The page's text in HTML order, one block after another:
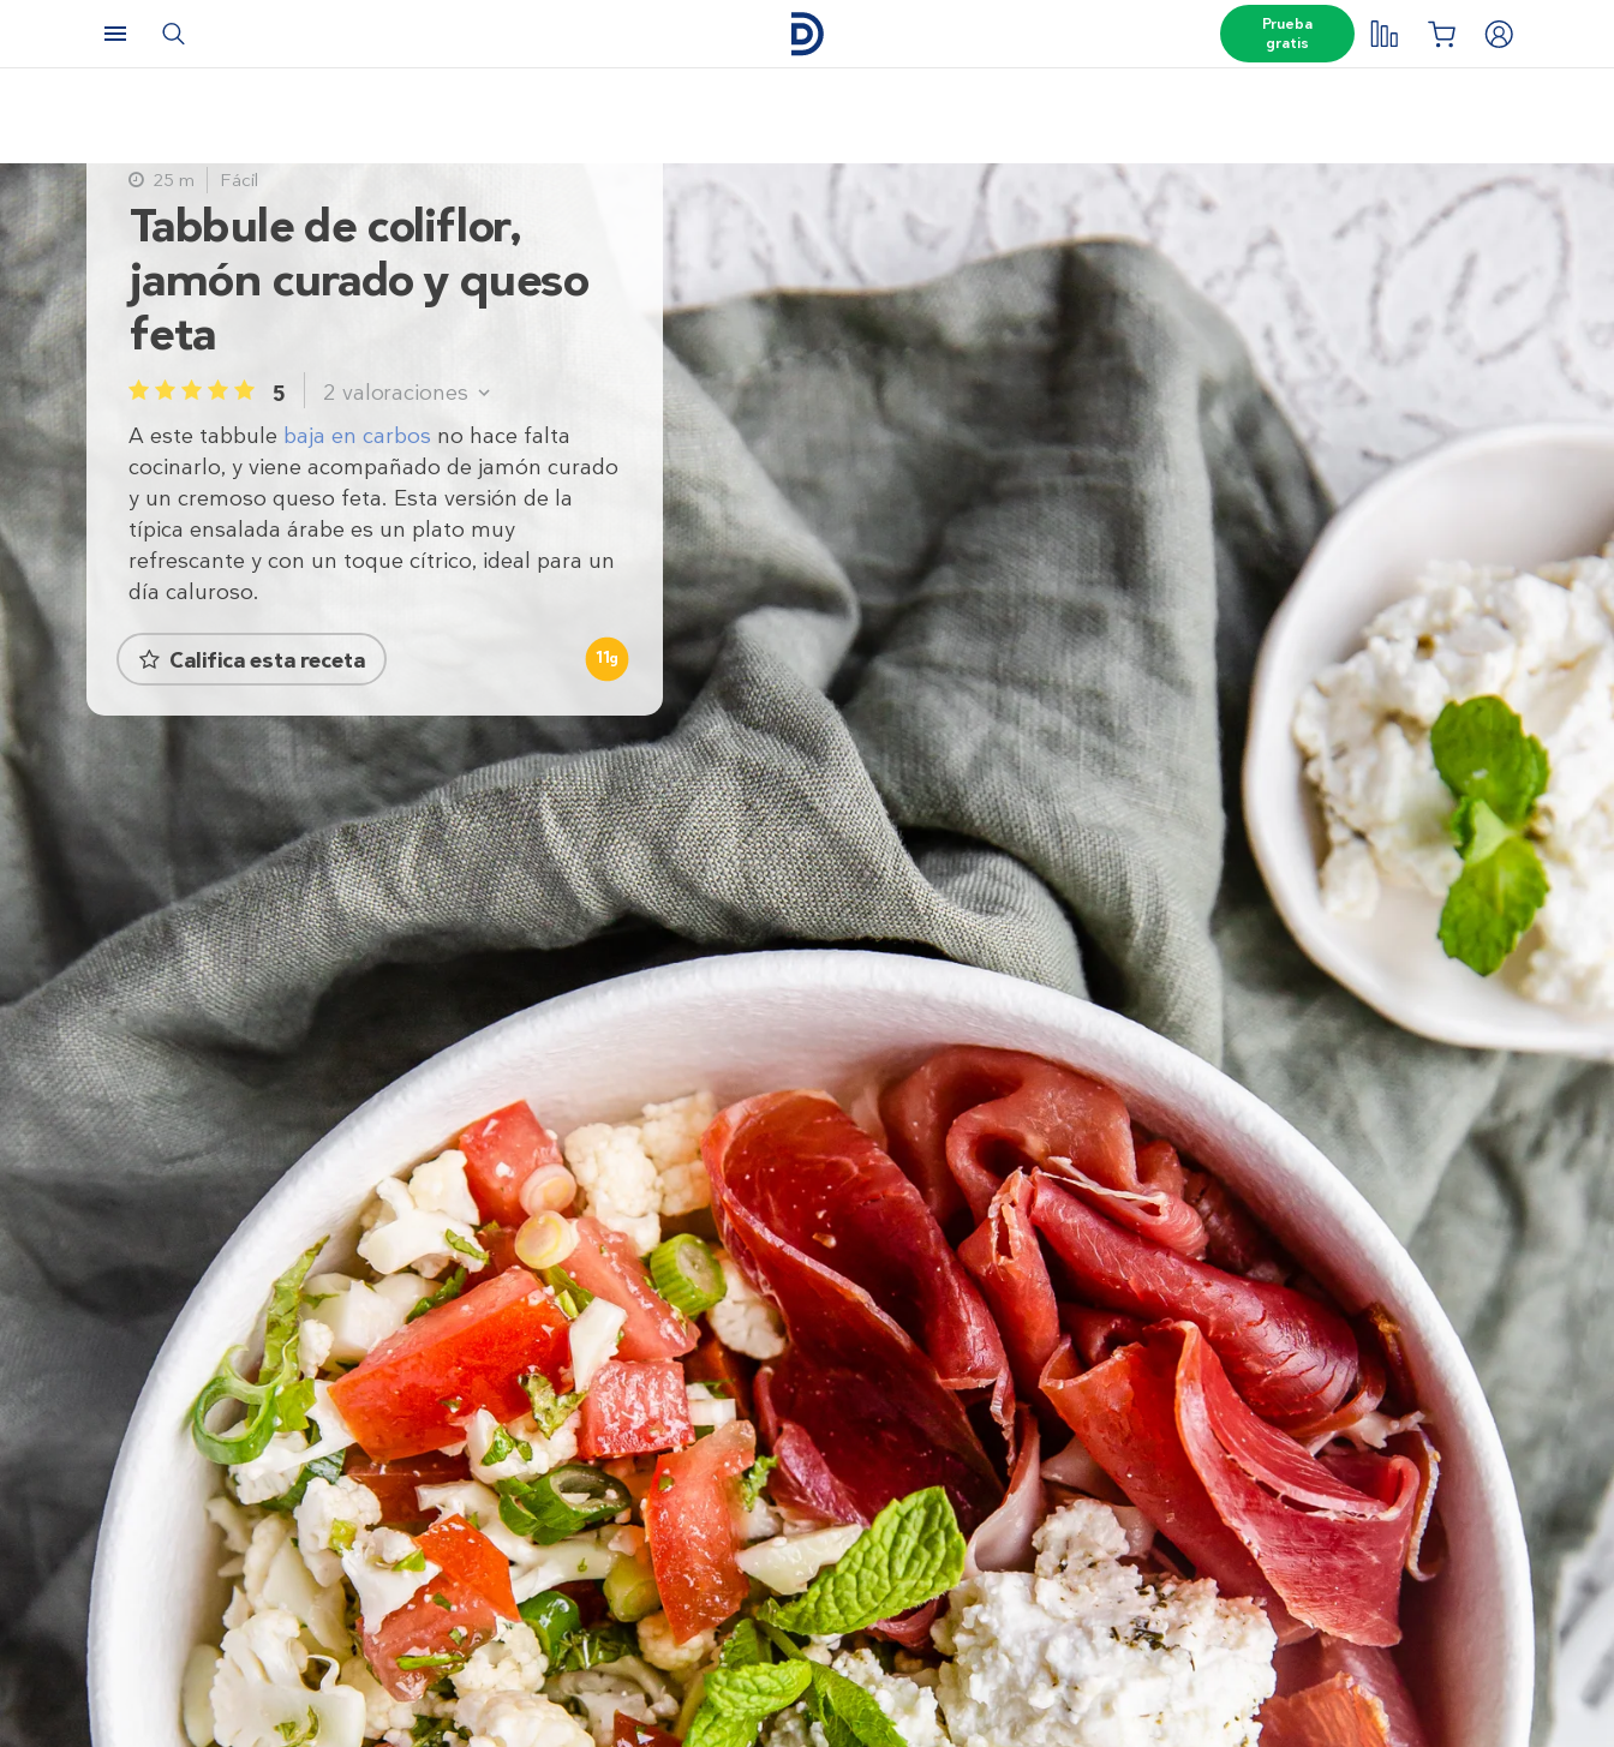
Prueba
gratis
Tabbule de coliflor,
jamón curado y queso
feta
1 2 3 4 5 5 2 valoraciones
A este tabbule baja en carbos no hace falta
cocinarlo, y viene acompañado de jamón curado
y un cremoso queso feta. Esta versión de la
típica ensalada árabe es un plato muy
refrescante y con un toque cítrico, ideal para un
día caluroso.
25 m Fácil
Califica esta receta 11g